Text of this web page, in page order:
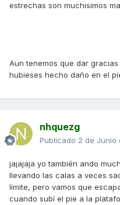
estrechas son muchisimos
Aun tenemos que dar
hubieses hecho daño en el
nhquezg
Publicado 2 de Junio
jajajaja yo también ando
llevando las calas a veces
límite, pero vamos que
cuando subí el pie a la